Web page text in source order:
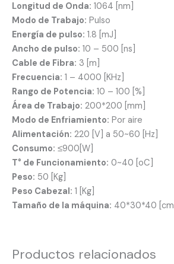
Longitud de Onda: 1064 [nm]
Modo de Trabajo: Pulso
Energía de pulso: 1.8 [mJ]
Ancho de pulso: 10 – 500 [ns]
Cable de Fibra: 3 [m]
Frecuencia: 1 – 4000 [KHz]
Rango de Potencia: 10 – 100 [%]
Área de Trabajo: 200*200 [mm]
Modo de Enfriamiento: Por aire
Alimentación: 220 [V] a 50~60 [Hz]
Consumo: ≤900[W]
T° de Funcionamiento: 0~40 [oC]
Peso: 50 [Kg]
Peso Cabezal: 1 [Kg]
Tamaño de la máquina: 40*30*40 [cm]
Productos relacionados